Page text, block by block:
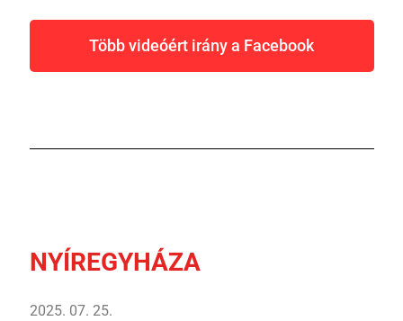
Több videóért irány a Facebook
NYÍREGYHÁZA
2025. 07. 25.